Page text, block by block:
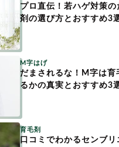
円形脱毛症
プロ直伝！若ハゲ対策の
剤の選び方とおすすめ3
M字はげ
だまされるな！M字は育
るかの真実とおすすめ3
育毛剤
口コミでわかるセンブ
女性の
ムから記事を探す
グ